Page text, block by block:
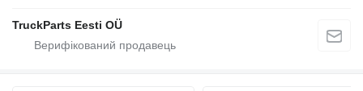
TruckParts Eesti OÜ